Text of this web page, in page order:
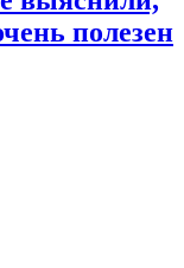
полезен